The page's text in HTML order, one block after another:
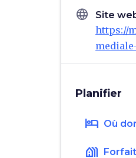
language Site
https://
Planifier
hotel Où
holiday_village